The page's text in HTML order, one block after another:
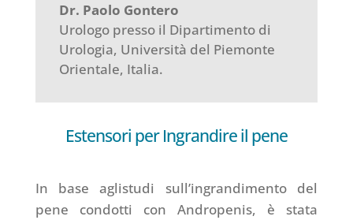
Dr. Paolo Gontero
Urologo presso il Dipartimento di
Urologia, Università del Piemonte
Orientale, Italia.
Estensori per Ingrandire il pene
In base aglistudi sull’ingrandimento del
pene condotti con Andropenis, è stata